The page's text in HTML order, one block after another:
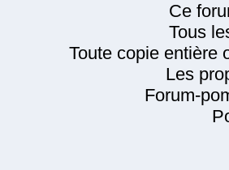
Ce
Tous
Toute copie entière
Les
Forum-